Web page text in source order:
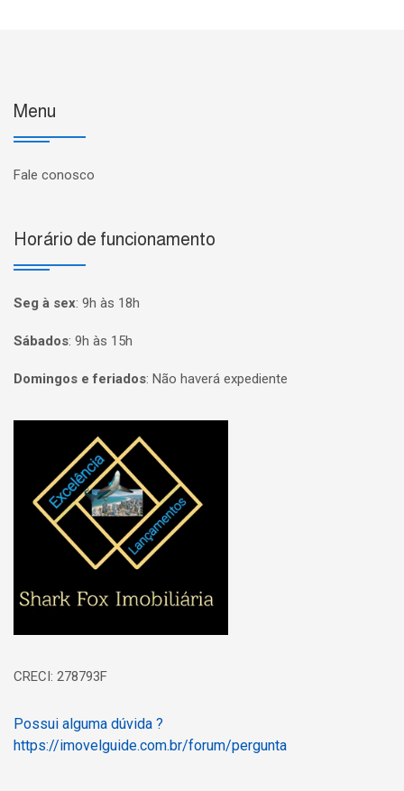
Menu
Fale conosco
Horário de funcionamento
Seg à sex: 9h às 18h
Sábados: 9h às 15h
Domingos e feriados: Não haverá expediente
Página inicial
CRECI: 278793F
Possui alguma dúvida ?
https://imovelguide.com.br/forum/pergunta